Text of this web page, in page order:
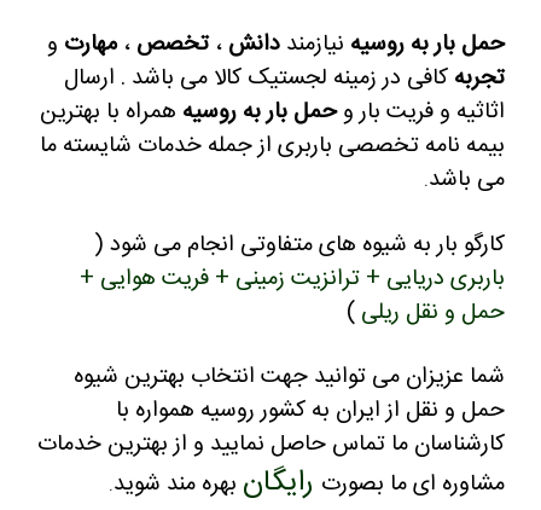
حمل بار به روسیه نیازمند دانش ، تخصص ،مهارت و
تجربه کافی در زمینه لجستیک کالا می باشد . ارسال
اثاثیه و فریت بار وحمل بار به روسیه همراه با بهترین
بیمه نامه تخصصی باربری از جمله خدمات شایسته ما
می باشد.
کارگو بار به شیوه های متفاوتی انجام می شود (
باربری دریایی + ترانزیت زمینی + فریت هوایی +
حمل و نقل ریلی )
شما عزیزان می توانید جهت انتخاب بهترین شیوه
حمل و نقل از ایران به کشور روسیه همواره با
کارشناسان ما تماس حاصل نمایید و از بهترین خدمات
مشاوره ای ما بصورت رایگان بهره مند شوید.